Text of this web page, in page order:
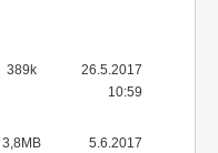
389k
26.5.2017
10:59
3,8MB
5.6.2017